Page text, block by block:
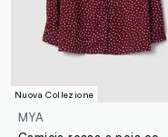
Nuova Collezione
MYA